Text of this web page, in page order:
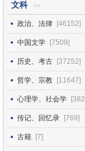
文科 >>
政治、法律 [46152]
中国文学 [7509]
历史、考古 [37252]
哲学、宗教 [11647]
心理学、社会学
传记、回忆录 [769]
古籍 [7]